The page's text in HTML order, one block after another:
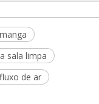
sala limpa
de ar